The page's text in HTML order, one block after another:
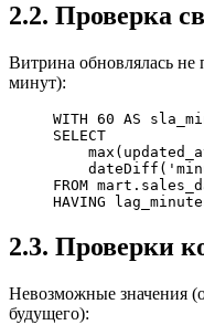
2.2. Проверка
Витрина обновлялась
минут):
WITH 60 AS
SELECT
    max
    dateDiff
(
FROM mart .
HAVING
2.3. Проверки
Невозможные значения
будущего):